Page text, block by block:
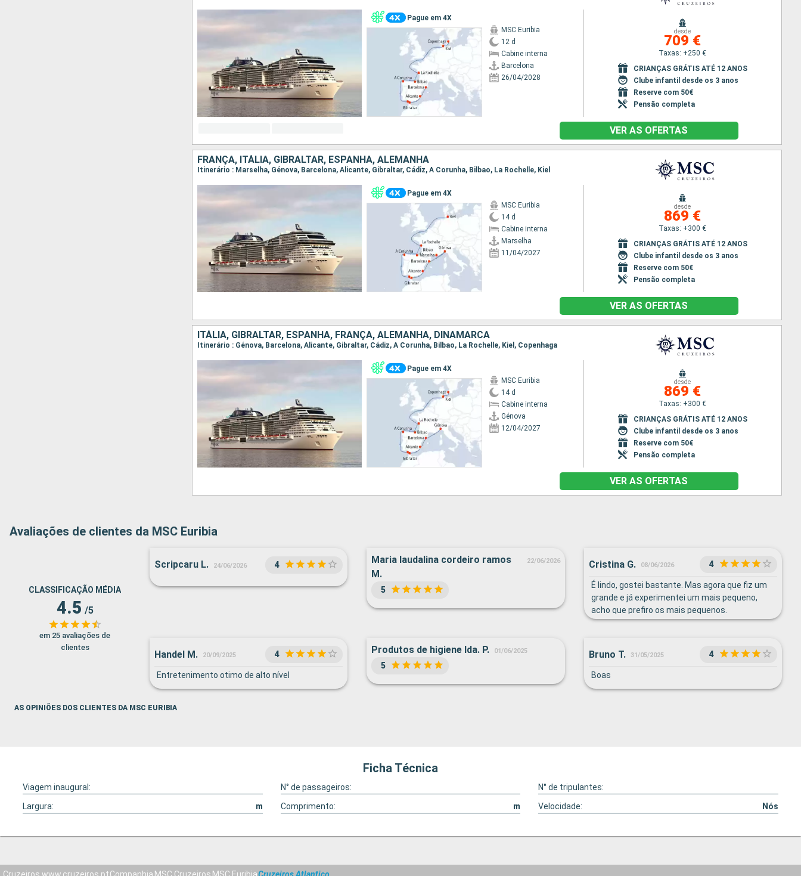
Pague em 4X
MSC Euribia
12 d
Cabine interna
Barcelona
26/04/2028
desde
709 €
Taxas: +250 €
CRIANÇAS GRÁTIS ATÉ 12 ANOS
Clube infantil desde os 3 anos
Reserve com 50€
Pensão completa
VER AS OFERTAS
FRANÇA, ITÁLIA, GIBRALTAR, ESPANHA, ALEMANHA
Itinerário : Marselha, Génova, Barcelona, Alicante, Gibraltar, Cádiz, A Corunha, Bilbao, La Rochelle, Kiel
Pague em 4X
MSC Euribia
14 d
Cabine interna
Marselha
11/04/2027
desde
869 €
Taxas: +300 €
CRIANÇAS GRÁTIS ATÉ 12 ANOS
Clube infantil desde os 3 anos
Reserve com 50€
Pensão completa
VER AS OFERTAS
ITÁLIA, GIBRALTAR, ESPANHA, FRANÇA, ALEMANHA, DINAMARCA
Itinerário : Génova, Barcelona, Alicante, Gibraltar, Cádiz, A Corunha, Bilbao, La Rochelle, Kiel, Copenhaga
Pague em 4X
MSC Euribia
14 d
Cabine interna
Génova
12/04/2027
desde
869 €
Taxas: +300 €
CRIANÇAS GRÁTIS ATÉ 12 ANOS
Clube infantil desde os 3 anos
Reserve com 50€
Pensão completa
VER AS OFERTAS
Avaliações de clientes da MSC Euribia
CLASSIFICAÇÃO MÉDIA
4.5 /5
em 25 avaliações de
clientes
Scripcaru L. 24/06/2026 4
Maria laudalina cordeiro ramos
M.
22/06/2026
5
Cristina G. 08/06/2026 4
É lindo, gostei bastante. Mas agora que fiz um
grande e já experimentei um mais pequeno,
acho que prefiro os mais pequenos.
Conseguem ter mais atenção com as pessoas,
Handel M. 20/09/2025 4
Entretenimento otimo de alto nível
Produtos de higiene lda. P. 01/06/2025
5
Bruno T. 31/05/2025 4
Boas
AS OPINIÕES DOS CLIENTES DA MSC EURIBIA
Ficha Técnica
Viagem inaugural: N° de passageiros:
N° de tripulantes:
Largura:
m Comprimento: m Velocidade: Nós